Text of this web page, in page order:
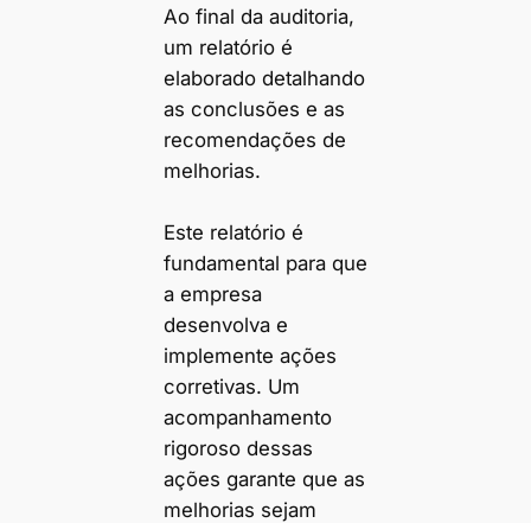
Ao final da auditoria,
um relatório é
elaborado detalhando
as conclusões e as
recomendações de
melhorias.
Este relatório é
fundamental para que
a empresa
desenvolva e
implemente ações
corretivas. Um
acompanhamento
rigoroso dessas
ações garante que as
melhorias sejam